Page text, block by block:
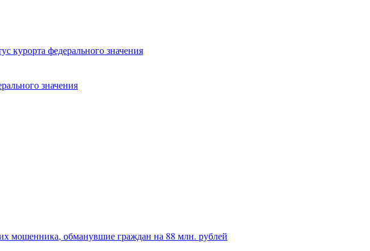
курорта федерального значения
мошенника, обманувшие граждан на 88 млн. рублей